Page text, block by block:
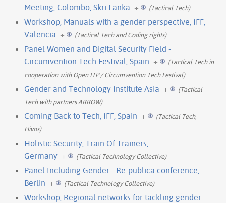
Meeting, Colombo, Skri Lanka + (Tactical Tech)
Workshop, Manuals with a gender perspective, IFF,
Valencia + (Tactical Tech and Coding rights)
Panel Women and Digital Security Field -
Circumvention Tech Festival, Spain +
(Tactical Tech in
cooperation with Open ITP / Circumvention Tech Festival)
Gender and Technology Institute Asia +
(Tactical
Tech with partners ARROW)
Coming Back to Tech, IFF, Spain +
(Tactical Tech,
Hivos)
Holistic Security, Train Of Trainers,
Germany + (Tactical Technology Collective)
Panel Including Gender - Re-publica conference,
Berlin + (Tactical Technology Collective)
Workshop, Regional networks for tackling gender-